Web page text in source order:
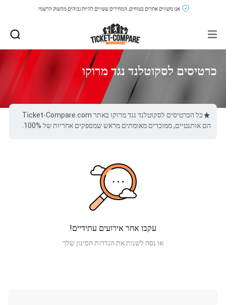
אנו משווים אתרים בטוחים, המחירים עשויים להיות גבוהים מהשוק הרשמי.
כרטיסים לסקוטלנד נגד מרוקו
כל הכרטיסים לסקוטלנד נגד מרוקו באתר Ticket-Compare.com
הם אותנטיים, ממוכרים מאומתים מראש שמספקים אחריות של 100%.
עקבו אחר אירועים עתידיים!
או נסה לשנות את הגדרות הסינון שלך